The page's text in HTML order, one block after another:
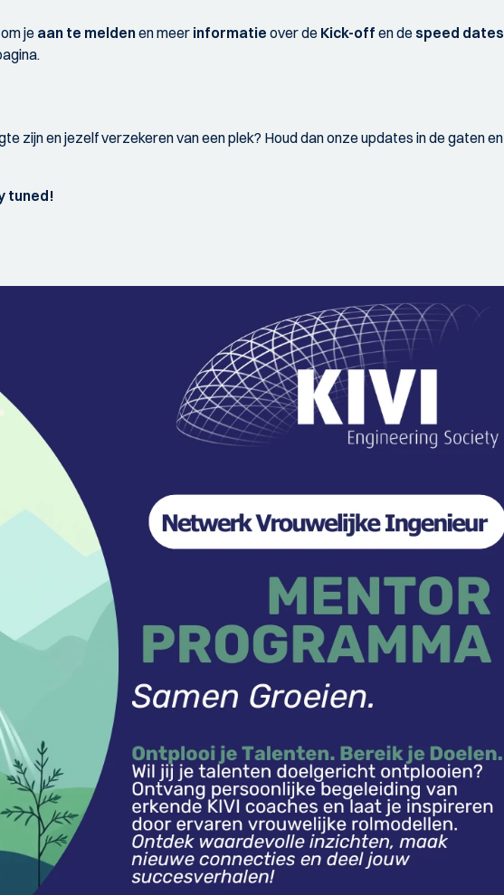
om je aan te meldenen meer informatie over de Kick-off en de speed dates
zijn en jezelf verzekeren van een plek? Houd dan onze updates in de gaten en
tuned!